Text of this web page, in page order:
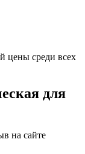
цены среди всех
для
на сайте